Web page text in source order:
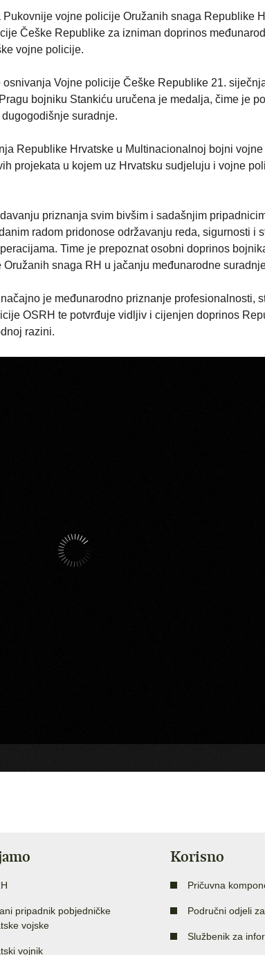
vojne policije Oružanih snaga Republike
Češke Republike za izniman doprinos
vojne policije.
Vojne policije Češke Republike 21.
bojniku Stankiću uručena je medalja, čime je
suradnje.
Republike Hrvatske u Multinacionalnoj bojni
projekata u kojem uz Hrvatsku sudjeluju i vojne
priznanja svim bivšim i sadašnjim
radom pridonose održavanju reda, sigurnosti i
Time je prepoznat osobni doprinos
snaga RH u jačanju međunarodne
je međunarodno priznanje profesionalnosti,
OSRH te potvrđuje vidljiv i cijenjen doprinos
razini.
pripadnik pobjedničke
vojske
vojnik
Korisno
Pričuvna
Područni odjeli
Službenik za